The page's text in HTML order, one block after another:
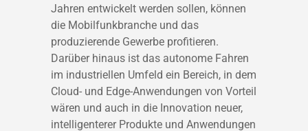
Jahren entwickelt werden sollen, können
die Mobilfunkbranche und das
produzierende Gewerbe profitieren.
Darüber hinaus ist das autonome Fahren
im industriellen Umfeld ein Bereich, in dem
Cloud- und Edge-Anwendungen von Vorteil
wären und auch in die Innovation neuer,
intelligenterer Produkte und Anwendungen